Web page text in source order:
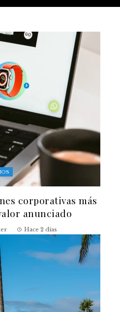
corporativas más
anunciado
Hace 2 días